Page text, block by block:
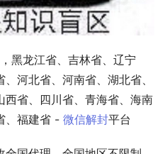
河北省、河南省、湖北省、
省、四川省、青海省、海南
、福建省 - 微信解封